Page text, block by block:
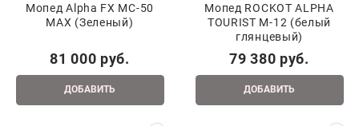
Мопед Alpha FX MC-50
MAX (Зеленый)
81 000 руб.
ДОБАВИТЬ
Мопед ROCKOT ALPHA
TOURIST M-12 (белый
глянцевый)
79 380 руб.
ДОБАВИТЬ